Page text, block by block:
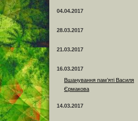
04.04.2017
28.03.2017
21.03.2017
16.03.2017
Вшанування пам’яті Василя
Єрмакова
14.03.2017